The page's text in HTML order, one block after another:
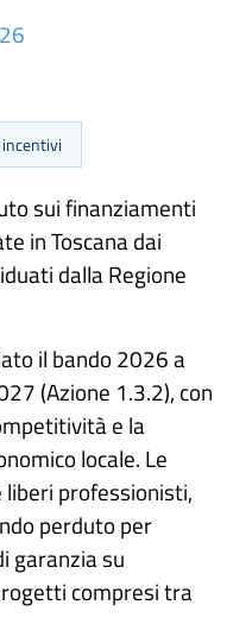
sui finanziamenti
in Toscana dai
dalla Regione
il bando 2026 a
(Azione 1.3.2), con
e la
locale. Le
professionisti,
perduto per
garanzia su
compresi tra